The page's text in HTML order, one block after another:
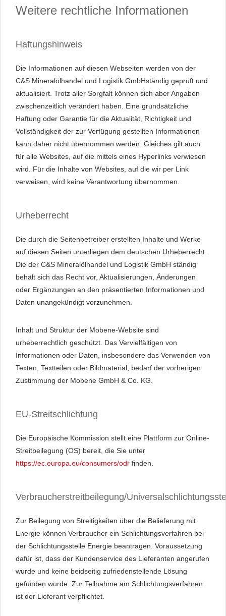
Weitere rechtliche Informationen
Haftungshinweis
Die Informationen auf diesen Webseiten werden von der
C&S Mineralölhandel und Logistik GmbHständig geprüft und
aktualisiert. Trotz aller Sorgfalt können sich aber Angaben
zwischenzeitlich verändert haben. Eine grundsätzliche
Haftung oder Garantie für die Aktualität, Richtigkeit und
Vollständigkeit der zur Verfügung gestellten Informationen
kann daher nicht übernommen werden. Gleiches gilt auch
für alle Websites, auf die mittels eines Hyperlinks verwiesen
wird. Für die Inhalte von Websites, auf die wir per Link
verweisen, wird keine Verantwortung übernommen.
Urheberrecht
Die durch die Seitenbetreiber erstellten Inhalte und Werke
auf diesen Seiten unterliegen dem deutschen Urheberrecht.
Die der C&S Mineralölhandel und Logistik GmbH ständig
behält sich das Recht vor, Aktualisierungen, Änderungen
oder Ergänzungen an den präsentierten Informationen und
Daten unangekündigt vorzunehmen.
Inhalt und Struktur der Mobene-Website sind
urheberrechtlich geschützt. Das Vervielfältigen von
Informationen oder Daten, insbesondere das Verwenden von
Texten, Textteilen oder Bildmaterial, bedarf der vorherigen
Zustimmung der Mobene GmbH & Co. KG.
EU-Streitschlichtung
Die Europäische Kommission stellt eine Plattform zur Online-
Streitbeilegung (OS) bereit, die Sie unter
https://ec.europa.eu/consumers/odr finden.
Verbraucherstreitbeilegung/
Zur Beilegung von Streitigkeiten über die Belieferung mit
Energie können Verbraucher ein Schlichtungsverfahren bei
der Schlichtungsstelle Energie beantragen. Voraussetzung
dafür ist, dass der Kundenservice des Lieferanten angerufen
wurde und keine beidseitig zufriedenstellende Lösung
gefunden wurde. Zur Teilnahme am Schlichtungsverfahren
ist der Lieferant verpflichtet.